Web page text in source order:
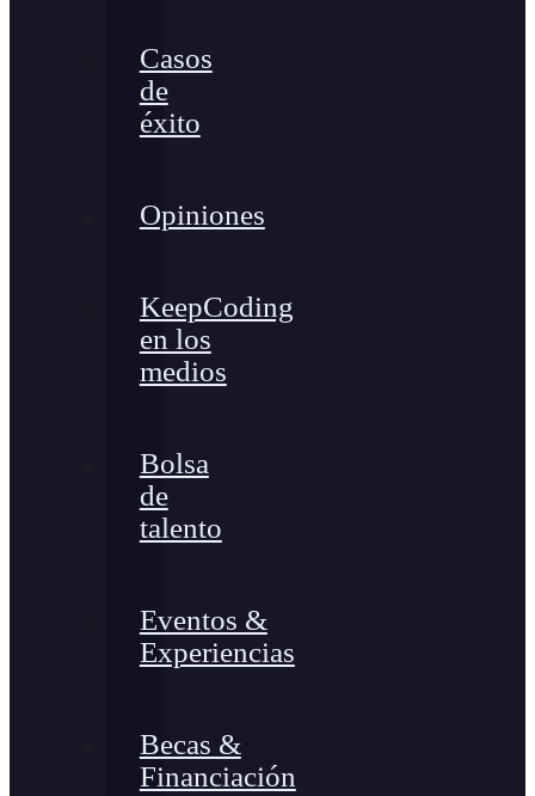
Casos
de
éxito
Opiniones
KeepCoding
en los
medios
Bolsa
de
talento
Eventos &
Experiencias
Becas &
Financiación